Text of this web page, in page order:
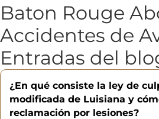
Baton Rouge
Accidentes de
Entradas del
¿En qué consiste la ley de
modificada de Luisiana y
reclamación por lesiones?